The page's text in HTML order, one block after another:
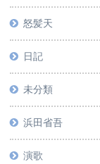
怒髪天
日記
未分類
浜田省吾
演歌